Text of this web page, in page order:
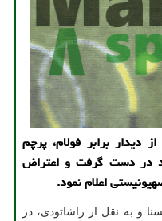
دیدار برابر فولام، پرچم
در دست گرفت و اعتراض
اعلام نمود.
و به نقل از راشاتودی، در